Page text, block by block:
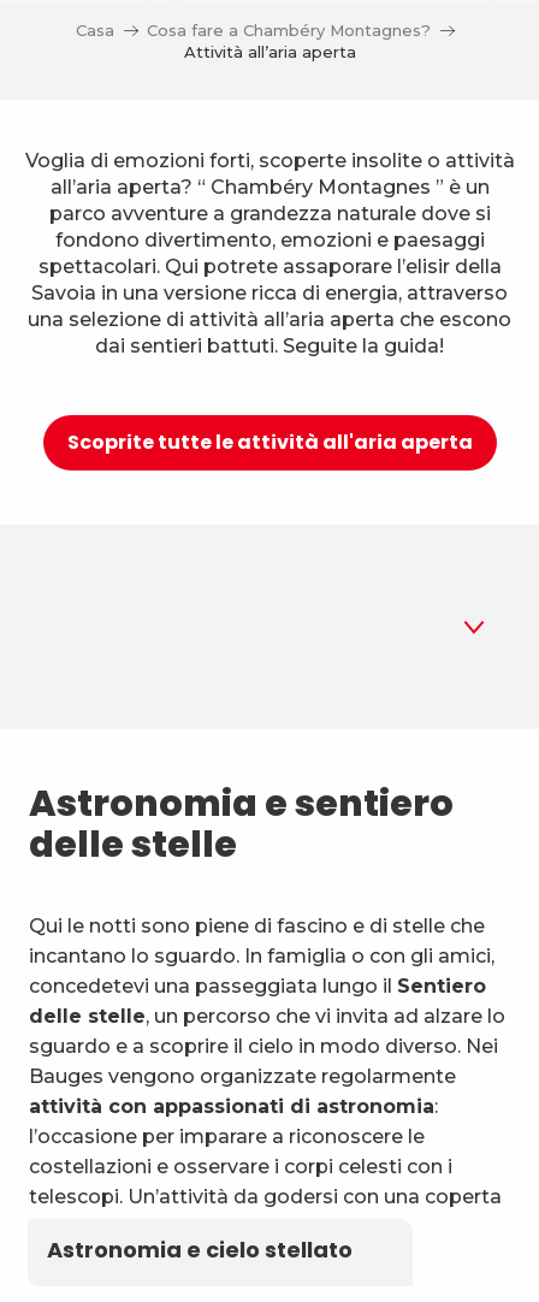
Casa
Cosa fare a Chambéry Montagnes?
Attività all’aria aperta
Voglia di emozioni forti, scoperte insolite o attività
all’aria aperta? “ Chambéry Montagnes ” è un
parco avventure a grandezza naturale dove si
fondono divertimento, emozioni e paesaggi
spettacolari. Qui potrete assaporare l’elisir della
Savoia in una versione ricca di energia, attraverso
una selezione di attività all’aria aperta che escono
dai sentieri battuti. Seguite la guida!
Scoprite tutte le attività all'aria aperta
2 Biathlon estivo
3 Sport aerei
4 Sport di montagna e natura
5 Attività e mezzi insoliti
6 Attività acquatiche
Astronomia e sentiero
delle stelle
Qui le notti sono piene di fascino e di stelle che
incantano lo sguardo. In famiglia o con gli amici,
concedetevi una passeggiata lungo il Sentiero
delle stelle, un percorso che vi invita ad alzare lo
sguardo e a scoprire il cielo in modo diverso. Nei
Bauges vengono organizzate regolarmente
attività con appassionati di astronomia:
l’occasione per imparare a riconoscere le
costellazioni e osservare i corpi celesti con i
telescopi. Un’attività da godersi con una coperta
Astronomia e cielo stellato